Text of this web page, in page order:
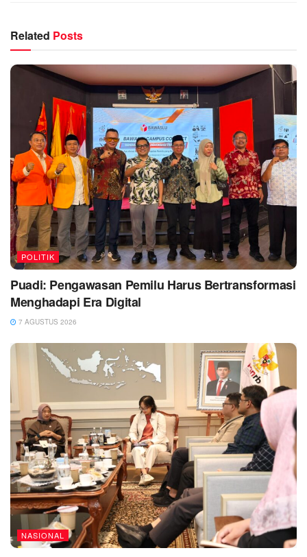
Related Posts
POLITIK
Puadi: Pengawasan Pemilu Harus Bertransformasi
Menghadapi Era Digital
7 AGUSTUS 2026
NASIONAL